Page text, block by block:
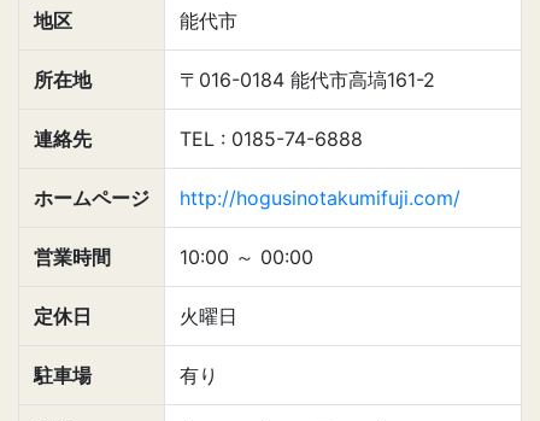
地区 能代市
所在地 〒016-0184 能代市高塙161-2
連絡先 TEL : 0185-74-6888
ホームページ http://hogusinotakumifuji.com/
営業時間 10:00 ～ 00:00
定休日 火曜日
駐車場 有り